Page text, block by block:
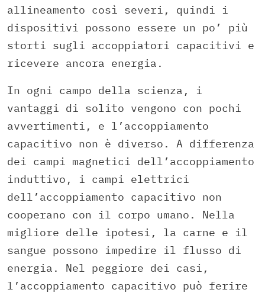
allineamento così severi, quindi i
dispositivi possono essere un po’ più
storti sugli accoppiatori capacitivi e
ricevere ancora energia.
In ogni campo della scienza, i
vantaggi di solito vengono con pochi
avvertimenti, e l’accoppiamento
capacitivo non è diverso. A differenza
dei campi magnetici dell’accoppiamento
induttivo, i campi elettrici
dell’accoppiamento capacitivo non
cooperano con il corpo umano. Nella
migliore delle ipotesi, la carne e il
sangue possono impedire il flusso di
energia. Nel peggiore dei casi,
l’accoppiamento capacitivo può ferire